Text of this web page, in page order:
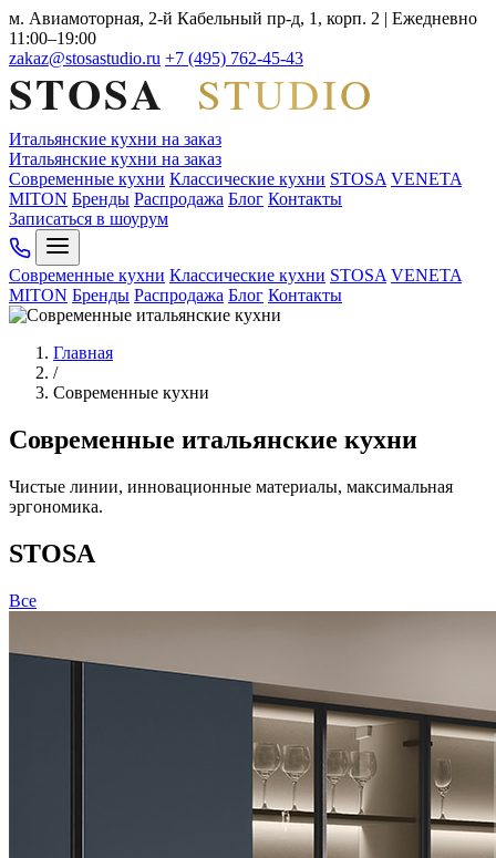
м. Авиамоторная, 2-й Кабельный пр-д, 1, корп. 2 | Ежедневно
11:00–19:00
zakaz@stosastudio.ru +7 (495) 762-45-43
Итальянские кухни на заказ
Итальянские кухни на заказ
Современные кухни Классические кухни STOSA VENETA
MITON Бренды Распродажа Блог Контакты
Записаться в шоурум
Современные кухни Классические кухни STOSA VENETA
MITON Бренды Распродажа Блог Контакты
Главная
/
Современные кухни
Современные итальянские кухни
Чистые линии, инновационные материалы, максимальная
эргономика.
STOSA
Все